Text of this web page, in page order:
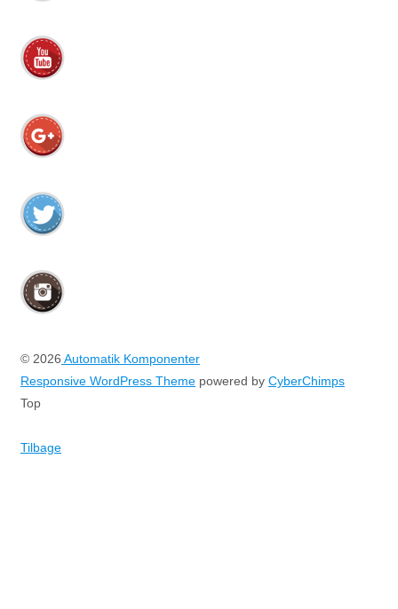
© 2026 Automatik Komponenter
Responsive WordPress Theme powered by CyberChimps
Top
Tilbage